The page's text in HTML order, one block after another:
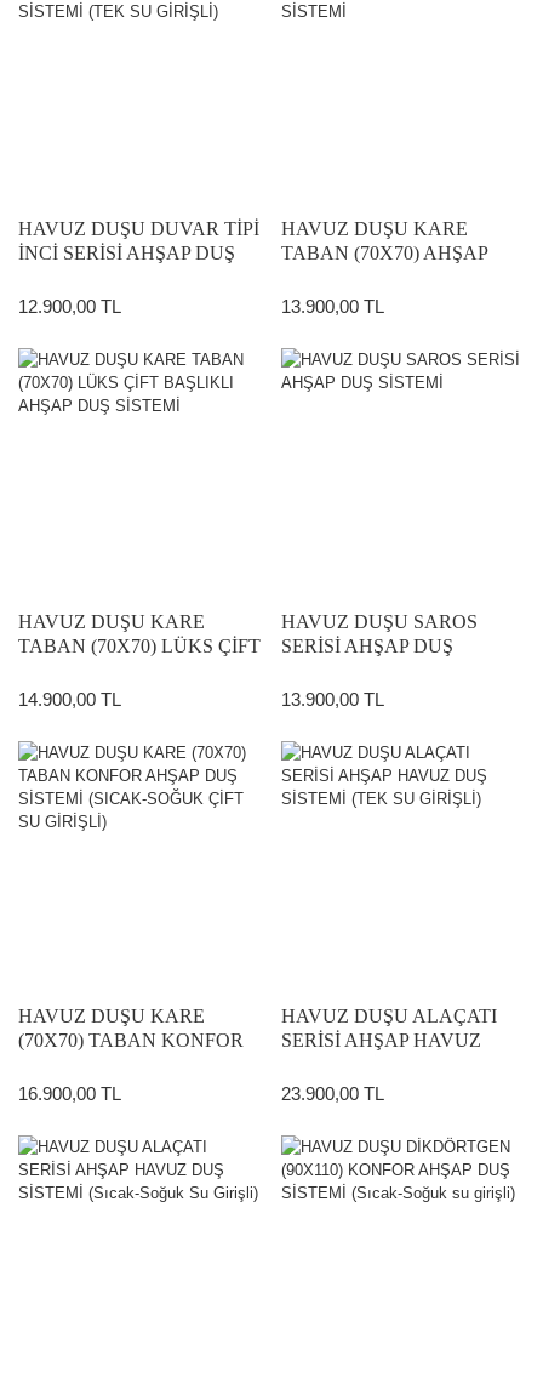
HAVUZ DUŞU DUVAR TİPİ
İNCİ SERİSİ AHŞAP DUŞ
12.900,00 TL
HAVUZ DUŞU KARE
TABAN (70X70) AHŞAP
13.900,00 TL
HAVUZ DUŞU KARE
TABAN (70X70) LÜKS ÇİFT
SİSTEMİ
14.900,00 TL
HAVUZ DUŞU SAROS
SERİSİ AHŞAP DUŞ
13.900,00 TL
HAVUZ DUŞU KARE
(70X70) TABAN KONFOR
(SICAK-SOĞUK ÇİFT SU
16.900,00 TL
HAVUZ DUŞU ALAÇATI
SERİSİ AHŞAP HAVUZ
GİRİŞLİ)
23.900,00 TL